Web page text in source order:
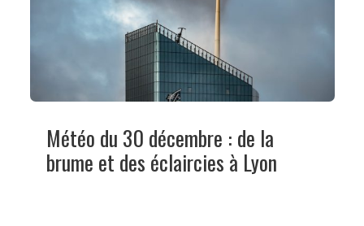
Météo du 30 décembre : de la
brume et des éclaircies à Lyon